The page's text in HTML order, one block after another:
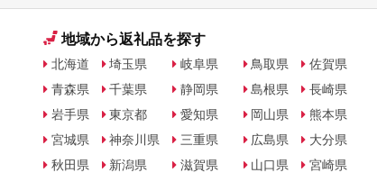
地域から返礼品を探す
北海道
青森県
岩手県
宮城県
秋田県
埼玉県
千葉県
東京都
神奈川県
新潟県
岐阜県
静岡県
愛知県
三重県
滋賀県
鳥取県
島根県
岡山県
広島県
山口県
佐賀県
長崎県
熊本県
大分県
宮崎県